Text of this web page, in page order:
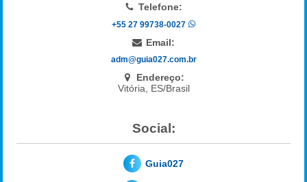
Telefone:
+55 27 99738-0027
Email:
adm@guia027.com.br
Endereço:
Vitória, ES/Brasil
Social:
Guia027